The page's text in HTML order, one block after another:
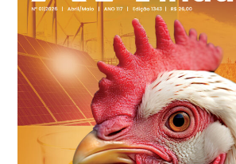
Ovo Branco - Regional
Recife (PE)
R$ 144,92
cx
Ovo Vermelho - Regional
Recife (PE)
R$ 154,89